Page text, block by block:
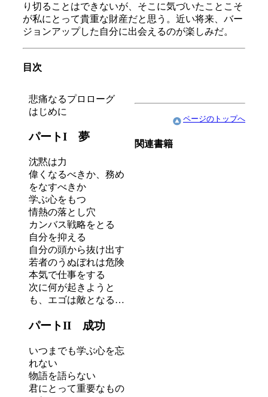
り切ることはできないが、そこに気づいたことこそ
が私にとって貴重な財産だと思う。近い将来、バー
ジョンアップした自分に出会えるのが楽しみだ。
目次
悲痛なるプロローグ
はじめに
パートI 夢
沈黙は力
偉くなるべきか、務め
をなすべきか
学ぶ心をもつ
情熱の落とし穴
カンバス戦略をとる
自分を抑える
自分の頭から抜け出す
若者のうぬぼれは危険
本気で仕事をする
次に何が起きようと
も、エゴは敵となる…
パートII 成功
いつまでも学ぶ心を忘
れない
物語を語らない
君にとって重要なもの
ページのトップへ
関連書籍